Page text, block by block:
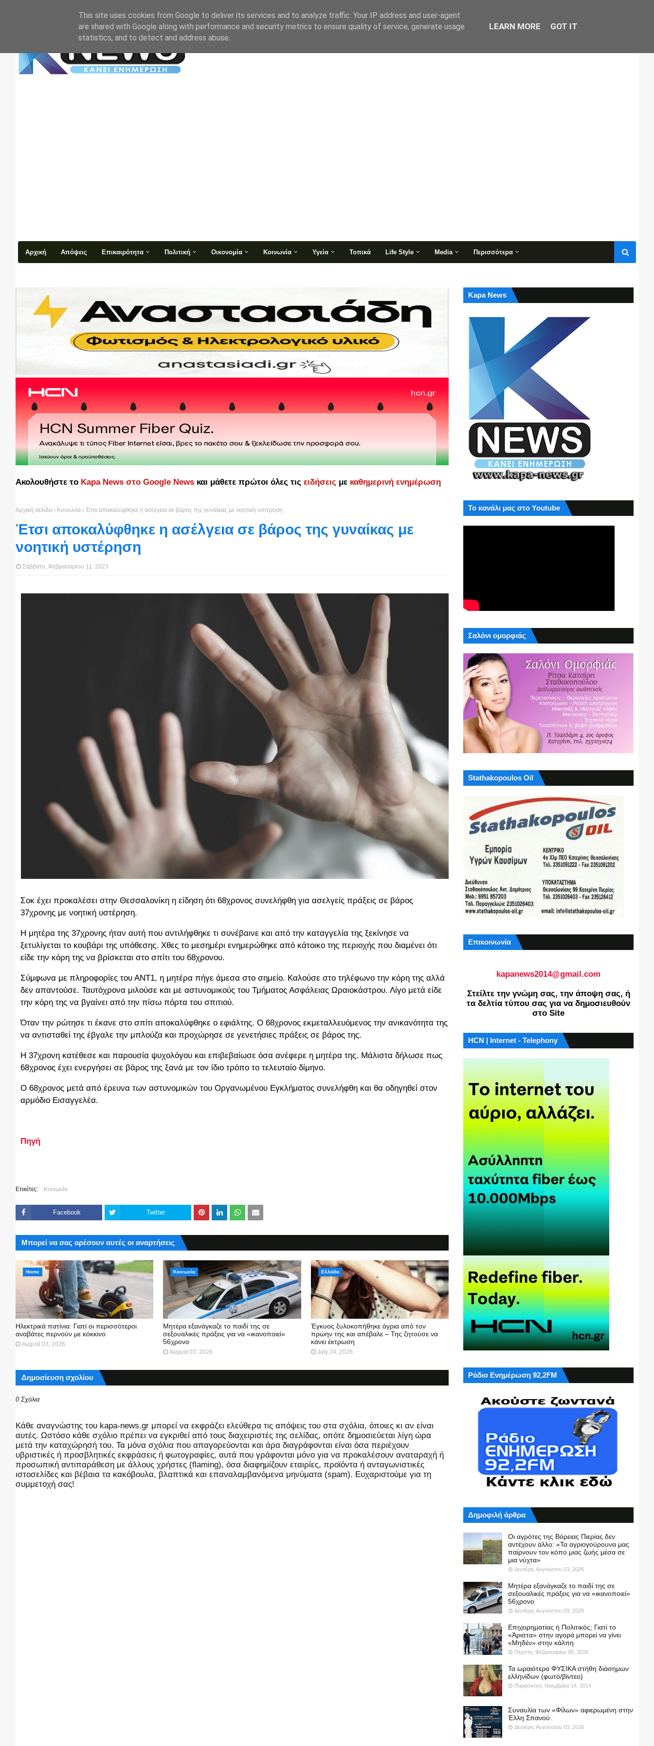
Αρχική Απόψεις Επικαιρότητα Πολιτική Οικονομία Κοινωνία Υγεία Τοπικά Life Style Media Περισσότερα
Ακολουθήστε το Kapa News στο Google News και μάθετε πρώτοι όλες τις ειδήσεις με καθημερινή ενημέρωση
Αρχική σελίδα Κοινωνία Έτσι αποκαλύφθηκε η ασέλγεια σε βάρος της γυναίκας με νοητική υστέρηση
Έτσι αποκαλύφθηκε η ασέλγεια σε βάρος της γυναίκας με
νοητική υστέρηση
Σάββατο, Φεβρουαρίου 11, 2023
Σοκ έχει προκαλέσει στην Θεσσαλονίκη η είδηση ότι 68χρονος συνελήφθη για ασελγείς πράξεις σε βάρος
37χρονης με νοητική υστέρηση.
Η μητέρα της 37χρονης ήταν αυτή που αντιλήφθηκε τι συνέβαινε και από την καταγγελία της ξεκίνησε να
ξετυλίγεται το κουβάρι της υπόθεσης. Χθες το μεσημέρι ενημερώθηκε από κάτοικο της περιοχής που διαμένει ότι
είδε την κόρη της να βρίσκεται στο σπίτι του 68χρονου.
Σύμφωνα με πληροφορίες του ΑΝΤ1, η μητέρα πήγε άμεσα στο σημείο. Καλούσε στο τηλέφωνο την κόρη της αλλά
δεν απαντούσε. Ταυτόχρονα μιλούσε και με αστυνομικούς του Τμήματος Ασφάλειας Ωραιοκάστρου. Λίγο μετά είδε
την κόρη της να βγαίνει από την πίσω πόρτα του σπιτιού.
Όταν την ρώτησε τι έκανε στο σπίτι αποκαλύφθηκε ο εφιάλτης. Ο 68χρονος εκμεταλλευόμενος την ανικανότητα της
να αντισταθεί της έβγαλε την μπλούζα και προχώρησε σε γενετήσιες πράξεις σε βάρος της.
Η 37χρονη κατέθεσε και παρουσία ψυχολόγου και επιβεβαίωσε όσα ανέφερε η μητέρα της. Μάλιστα δήλωσε πως
68χρονος έχει ενεργήσει σε βάρος της ξανά με τον ίδιο τρόπο το τελευταίο δίμηνο.
Ο 68χρονος μετά από έρευνα των αστυνομικών του Οργανωμένου Εγκλήματος συνελήφθη και θα οδηγηθεί στον
αρμόδιο Εισαγγελέα.
Πηγή
Ετικέτες: Κοινωνία
Facebook Twitter
Μπορεί να σας αρέσουν αυτές οι αναρτήσεις
Home
Ηλεκτρικά πατίνια: Γιατί οι περισσότεροι
αναβάτες περνούν με κόκκινο
August 03, 2026
Κοινωνία
Μητέρα εξανάγκαζε το παιδί της σε
σεξουαλικές πράξεις για να «ικανοποιεί»
56χρονο
August 03, 2026
Ελλάδα
Έγκυος ξυλοκοπήθηκε άγρια από τον
πρώην της και απέβαλε – Της ζητούσε να
κάνει έκτρωση
July 24, 2026
Δημοσίευση σχολίου
0 Σχόλια
Kάθε αναγνώστης του kapa-news.gr μπορεί να εκφράζει ελεύθερα τις απόψεις του στα σχόλια, όποιες κι αν είναι
αυτές. Ωστόσο κάθε σχόλιο πρέπει να εγκριθεί από τους διαχειριστές της σελίδας, οπότε δημοσιεύεται λίγη ώρα
μετά την καταχώρησή του. Τα μόνα σχόλια που απαγορεύονται και άρα διαγράφονται είναι όσα περιέχουν
υβριστικές ή προσβλητικές εκφράσεις ή φωτογραφίες, αυτά που γράφονται μόνο για να προκαλέσουν αναταραχή ή
προσωπική αντιπαράθεση με άλλους χρήστες (flaming), όσα διαφημίζουν εταιρίες, προϊόντα ή ανταγωνιστικές
ιστοσελίδες και βέβαια τα κακόβουλα, βλαπτικά και επαναλαμβανόμενα μηνύματα (spam). Ευχαριστούμε για τη
συμμετοχή σας!
Kapa News
Το κανάλι μας στο Youtube
Σαλόνι ομορφιάς
Stathakopoulos Oil
Επικοινωνία
kapanews2014@gmail.com
Στείλτε την γνώμη σας, την άποψη σας, ή
τα δελτία τύπου σας για να δημοσιευθούν
στο Site
HCN | Internet - Telephony
Ράδιο Ενημέρωση 92,2FM
Δημοφιλή άρθρα
Οι αγρότες της Βόρειας Πιερίας δεν
αντέχουν άλλο: «Τα αγριογούρουνα μας
παίρνουν τον κόπο μιας ζωής μέσα σε
μια νύχτα»
Δευτέρα, Αυγούστου 03, 2026
Μητέρα εξανάγκαζε το παιδί της σε
σεξουαλικές πράξεις για να «ικανοποιεί»
56χρονο
Δευτέρα, Αυγούστου 03, 2026
Επιχειρηματίας ή Πολιτικός; Γιατί το
«Άριστα» στην αγορά μπορεί να γίνει
«Μηδέν» στην κάλπη
Πέμπτη, Φεβρουαρίου 05, 2026
Τα ωραιότερα ΦΥΣΙΚΑ στήθη διάσημων
ελληνίδων (φωτό/βίντεο)
Παρασκευή, Νοεμβρίου 14, 2014
Συναυλία των «Φίλων» αφιερωμένη στην
Έλλη Σπανού
Δευτέρα, Αυγούστου 03, 2026
This site uses cookies from Google to deliver its services and to analyze traffic. Your IP address and user-agent
are shared with Google along with performance and security metrics to ensure quality of service, generate usage
statistics, and to detect and address abuse.
LEARN MORE GOT IT